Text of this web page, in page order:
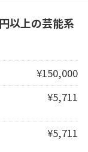
以上の芸能系
¥150,000
¥5,711
¥5,711